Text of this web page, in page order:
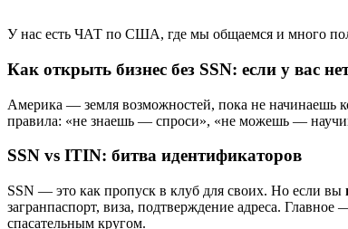
У нас есть ЧАТ по США, где мы общаемся и много
Как открыть бизнес без SSN: если у вас
Америка — земля возможностей, пока не начинаешь
правила: «не знаешь — спроси», «не можешь —
SSN vs ITIN: битва идентификаторов
SSN — это как пропуск в клуб для своих. Но если вы
загранпаспорт, виза, подтверждение адреса.
спасательным кругом.